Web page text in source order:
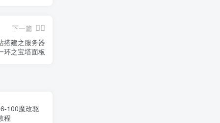
下一篇
搭建之服务器
环之宝塔面板
100魔改驱
程